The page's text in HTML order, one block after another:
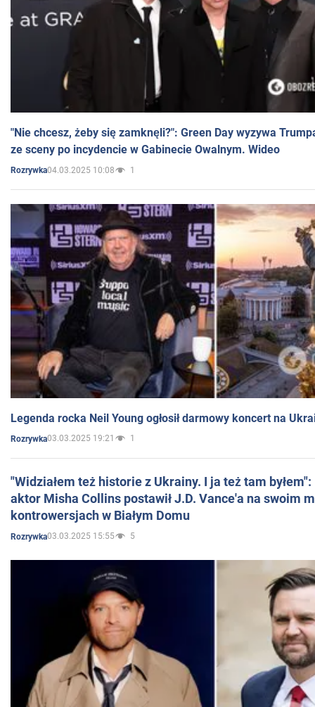
"Nie chcesz, żeby się zamknęli?": Green Day wyzywa
ze sceny po incydencie w Gabinecie Owalnym. Wideo
Rozrywka04.03.2025 10:08 1
Legenda rocka Neil Young ogłosił darmowy koncert na
Rozrywka03.03.2025 19:21 1
"Widziałem też historie z Ukrainy. I ja też tam
aktor Misha Collins postawił J.D. Vance'a na swoim
kontrowersjach w Białym Domu
Rozrywka03.03.2025 15:55 5